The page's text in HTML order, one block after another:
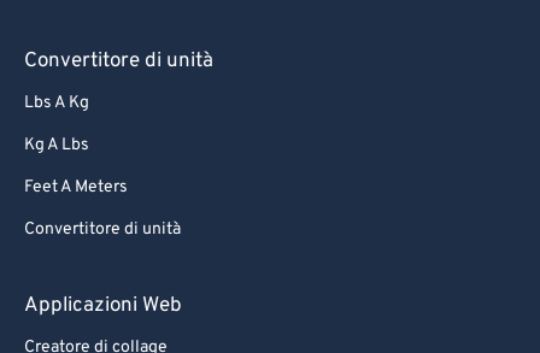
Convertitore di unità
Lbs A Kg
Kg A Lbs
Feet A Meters
Convertitore di unità
Applicazioni Web
Creatore di collage